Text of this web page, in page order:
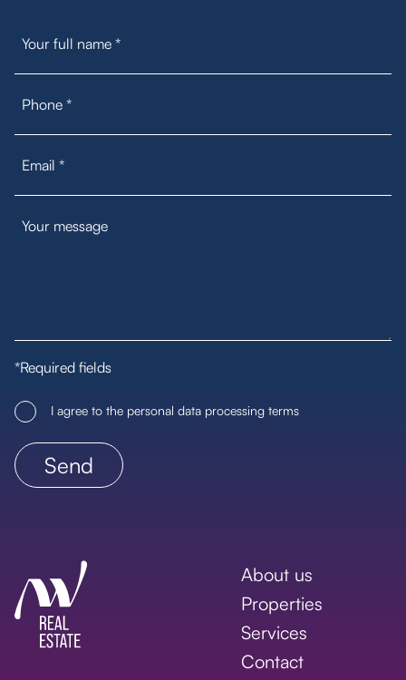
*Required fields
I agree to the personal data processing terms
About us
Properties
Services
Contact